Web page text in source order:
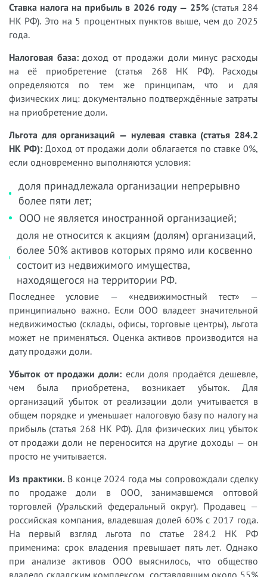
Ставка налога на прибыль в 2026 году — 25%(статья 284
НК РФ). Это на 5 процентных пунктов выше, чем до 2025
года.
Налоговая база:доход от продажи доли минус расходы
на её приобретение (статья 268 НК РФ). Расходы
определяются по тем же принципам, что и для
физических лиц: документально подтверждённые затраты
на приобретение доли.
Льгота для организаций — нулевая ставка (статья 284.2
НК РФ):Доход от продажи доли облагается по ставке 0%,
если одновременно выполняются условия:
доля принадлежала организации непрерывно
более пяти лет;
ООО не является иностранной организацией;
доля не относится к акциям (долям) организаций,
более 50% активов которых прямо или косвенно
состоит из недвижимого имущества,
находящегося на территории РФ.
Последнее условие — «недвижимостный тест» —
принципиально важно. Если ООО владеет значительной
недвижимостью (склады, офисы, торговые центры), льгота
может не применяться. Оценка активов производится на
дату продажи доли.
Убыток от продажи доли: если доля продаётся дешевле,
чем была приобретена, возникает убыток. Для
организаций убыток от реализации доли учитывается в
общем порядке и уменьшает налоговую базу по налогу на
прибыль (статья 268 НК РФ). Для физических лиц убыток
от продажи доли не переносится на другие доходы — он
просто не учитывается.
Из практики. В конце 2024 года мы сопровождали сделку
по продаже доли в ООО, занимавшемся оптовой
торговлей (Уральский федеральный округ). Продавец —
российская компания, владевшая долей 60% с 2017 года.
На первый взгляд льгота по статье 284.2 НК РФ
применима: срок владения превышает пять лет. Однако
при анализе активов ООО выяснилось, что общество
владело складским комплексом, составлявшим около 55%